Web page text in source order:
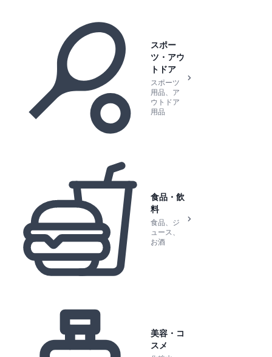
スポー
ツ・アウ
トドア
スポーツ
用品、ア
ウトドア
用品
食品・飲
料
食品、ジ
ュース、
お酒
美容・コ
スメ